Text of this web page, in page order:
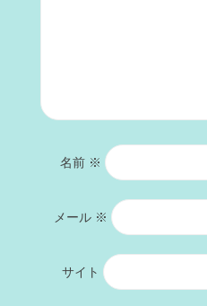
名前 ※
メール ※
サイト